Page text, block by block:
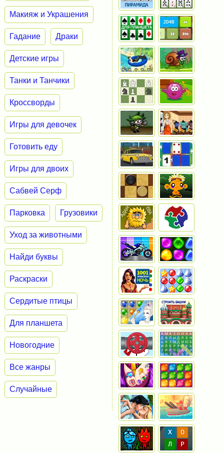
Макияж и Украшения
Гадание Драки
Детские игры
Танки и Танчики
Кроссворды
Игры для девочек
Готовить еду
Игры для двоих
Сабвей Серф
Парковка Грузовики
Уход за животными
Найди буквы
Раскраски
Сердитые птицы
Для планшета
Новогодние
Все жанры
Случайные